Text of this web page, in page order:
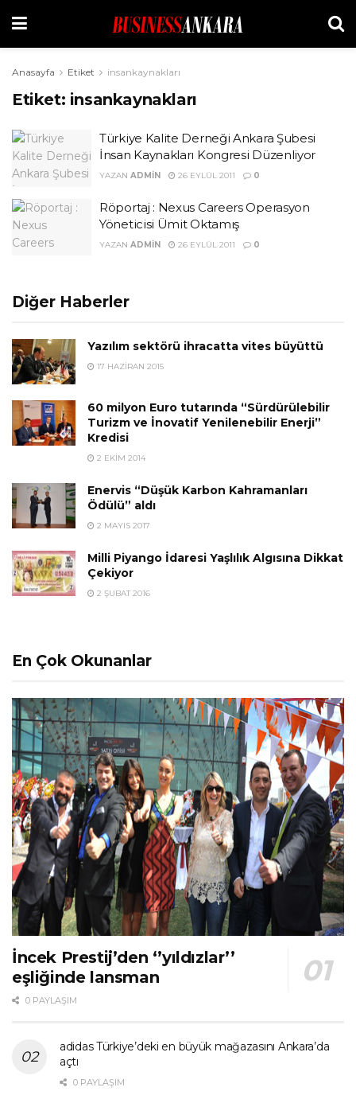
Anasayfa Etiket insankaynakları
Etiket: insankaynakları
Türkiye Kalite Derneği Ankara Şubesi
İnsan Kaynakları Kongresi Düzenliyor
YAZAN ADMIN 26 EYLÜL 2011 0
Röportaj : Nexus Careers Operasyon
Yöneticisi Ümit Oktamış
YAZAN ADMIN 26 EYLÜL 2011 0
Diğer Haberler
Yazılım sektörü ihracatta vites büyüttü
17 HAZIRAN 2015
60 milyon Euro tutarında “Sürdürülebilir
Turizm ve İnovatif Yenilenebilir Enerji”
Kredisi
2 EKIM 2014
Enervis “Düşük Karbon Kahramanları
Ödülü” aldı
2 MAYIS 2017
Milli Piyango İdaresi Yaşlılık Algısına Dikkat
Çekiyor
2 ŞUBAT 2016
En Çok Okunanlar
İncek Prestij’den ‘’yıldızlar’’
eşliğinde lansman
0 PAYLAŞIM
adidas Türkiye’deki en büyük mağazasını Ankara’da
açtı
0 PAYLAŞIM